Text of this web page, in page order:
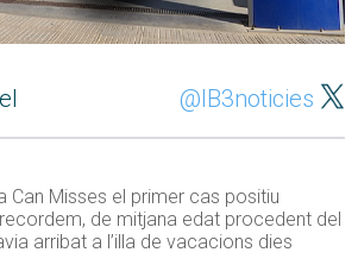
@IB3noticies
Can Misses el primer cas positiu
recordem, de mitjana edat procedent del
arribat a l’illa de vacacions dies